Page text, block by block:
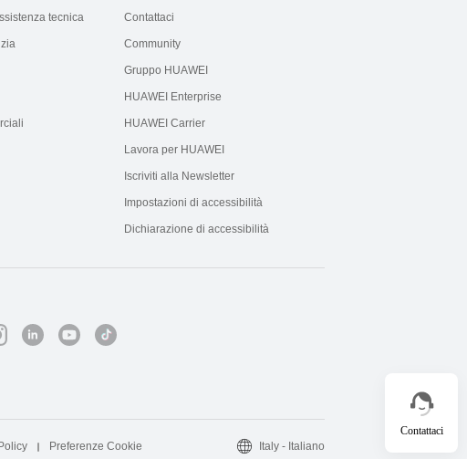
Contattaci
tecnica Contattaci
Community
Gruppo HUAWEI
HUAWEI Enterprise
HUAWEI Carrier
Lavora per HUAWEI
Iscriviti alla Newsletter
Impostazioni di accessibilità
Dichiarazione di accessibilità
Preferenze Cookie Italy - Italiano